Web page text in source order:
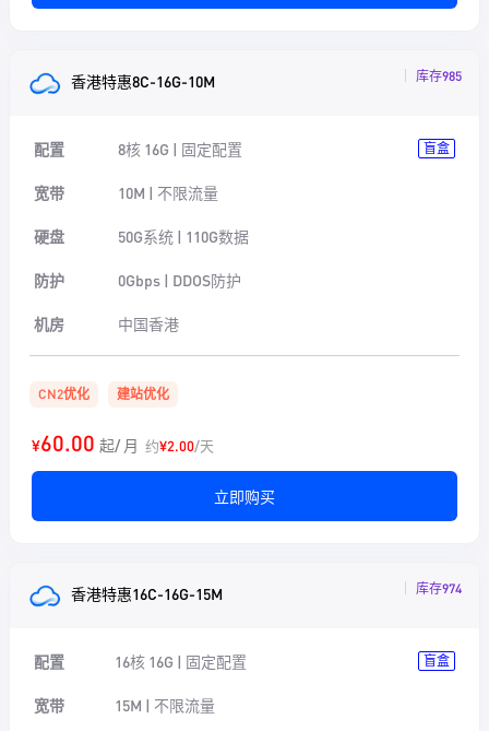
香港特惠8C-16G-10M 库存985
配置 8核 16G | 固定配置 盲盒
宽带 10M | 不限流量
硬盘 50G系统 | 110G数据
防护 0Gbps | DDOS防护
机房 中国香港
CN2优化 建站优化
¥60.00 起/ 月 约¥2.00/天
立即购买
香港特惠16C-16G-15M 库存974
配置 16核 16G | 固定配置 盲盒
宽带 15M | 不限流量